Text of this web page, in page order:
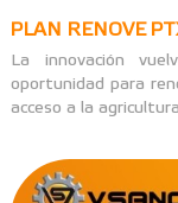
PLAN RENOVE
La innovación
oportunidad para
acceso a la